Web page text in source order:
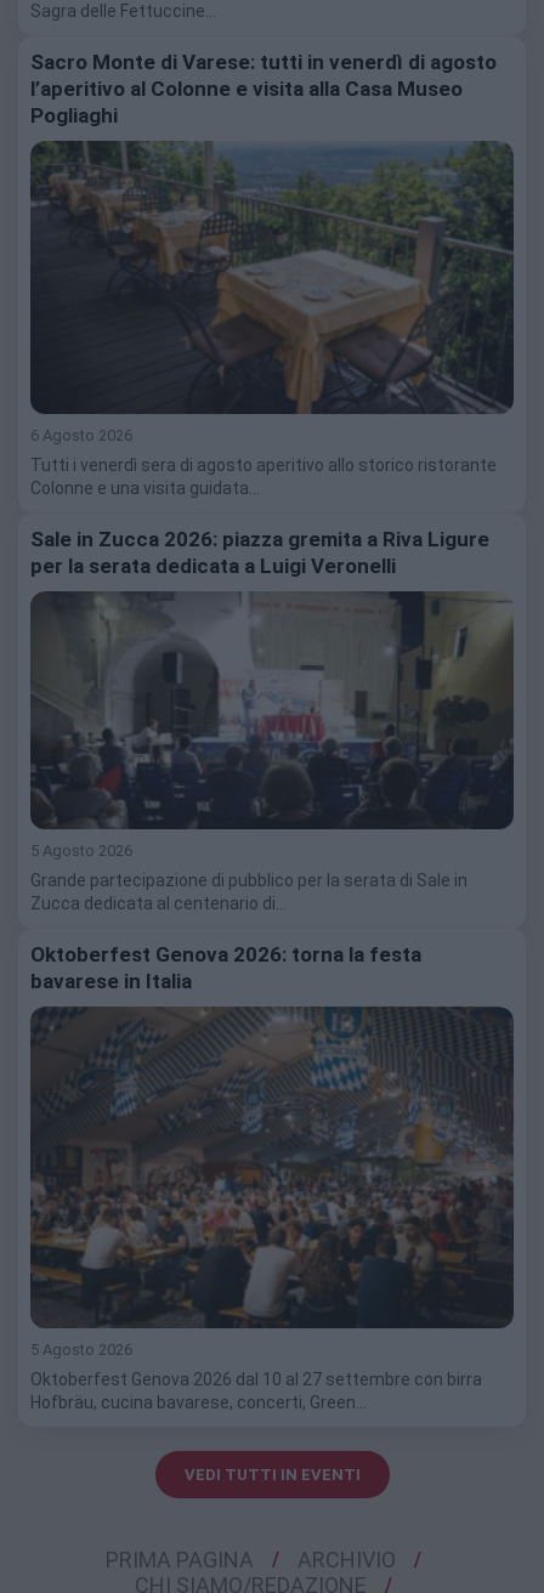
Sagra delle Fettuccine…
Sacro Monte di Varese: tutti in venerdì di agosto
l’aperitivo al Colonne e visita alla Casa Museo
Pogliaghi
6 Agosto 2026
Tutti i venerdì sera di agosto aperitivo allo storico ristorante
Colonne e una visita guidata…
Sale in Zucca 2026: piazza gremita a Riva Ligure
per la serata dedicata a Luigi Veronelli
5 Agosto 2026
Grande partecipazione di pubblico per la serata di Sale in
Zucca dedicata al centenario di…
Oktoberfest Genova 2026: torna la festa
bavarese in Italia
5 Agosto 2026
Oktoberfest Genova 2026 dal 10 al 27 settembre con birra
Hofbräu, cucina bavarese, concerti, Green…
VEDI TUTTI IN EVENTI
PRIMA PAGINA
ARCHIVIO
CHI SIAMO/REDAZIONE